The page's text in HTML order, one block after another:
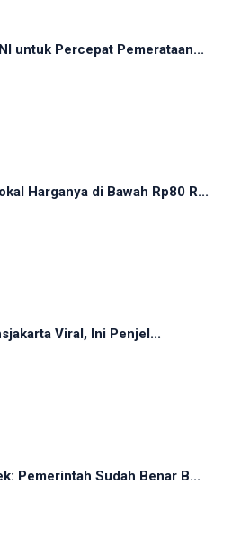
untuk Percepat Pemerataan...
Harganya di Bawah Rp80 R...
Viral, Ini Penjel...
Pemerintah Sudah Benar B...